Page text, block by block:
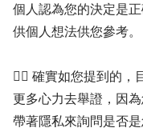
個人認為您的決定是
供個人想法供您參考。
✍🏻 確實如您提到的
更多心力去舉證，因
帶著隱私來詢問是否